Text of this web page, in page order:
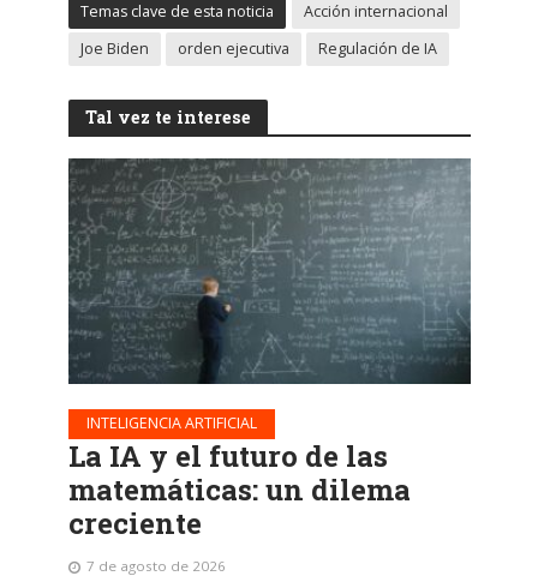
Temas clave de esta noticia
Acción internacional
Joe Biden
orden ejecutiva Regulación de IA
Tal vez te interese
INTELIGENCIA ARTIFICIAL
La IA y el futuro de las
matemáticas: un dilema
creciente
7 de agosto de 2026